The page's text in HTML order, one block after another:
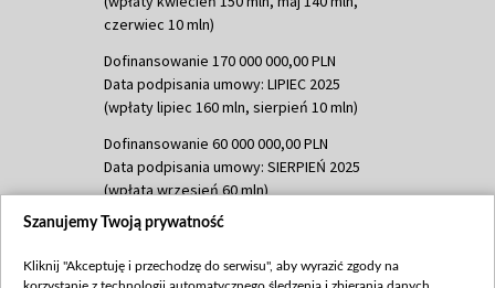
czerwiec 10 mln)
Dofinansowanie 170 000 000,00 PLN
Data podpisania umowy: LIPIEC 2025
(wpłaty lipiec 160 mln, sierpień 10 mln)
Dofinansowanie 60 000 000,00 PLN
Data podpisania umowy: SIERPIEŃ 2025
(wpłata wrzesień 60 mln)
Dofinansowanie 635 783 051,21 PLN
(wpłata wrzesień 100 mln, październik 350
Szanujemy Twoją prywatność
Kliknij "Akceptuję i przechodzę do serwisu", aby wyrazić zgody na